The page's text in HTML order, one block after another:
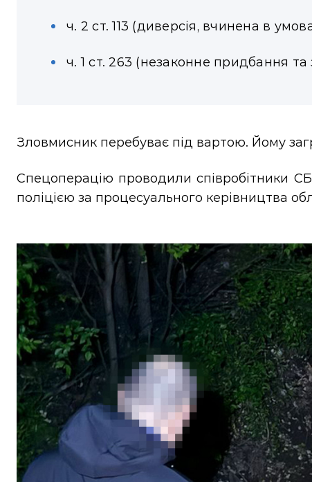
ч. 2 ст. 113 (диверсія, вчинена в
ч. 1 ст. 263 (незаконне придбання та
Зловмисник перебуває під вартою. Йому
Спецоперацію проводили співробітники
поліцією за процесуального керівництва